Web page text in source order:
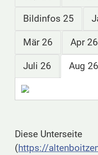
Bildinfos 25
Mär 26 Apr 26
Juli 26 Aug 26
Diese Unterseite
(https://